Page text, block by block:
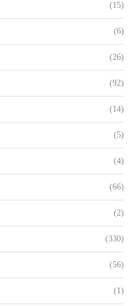
(15)
(6)
(26)
(92)
(14)
(5)
(4)
(66)
(2)
(330)
(56)
(1)